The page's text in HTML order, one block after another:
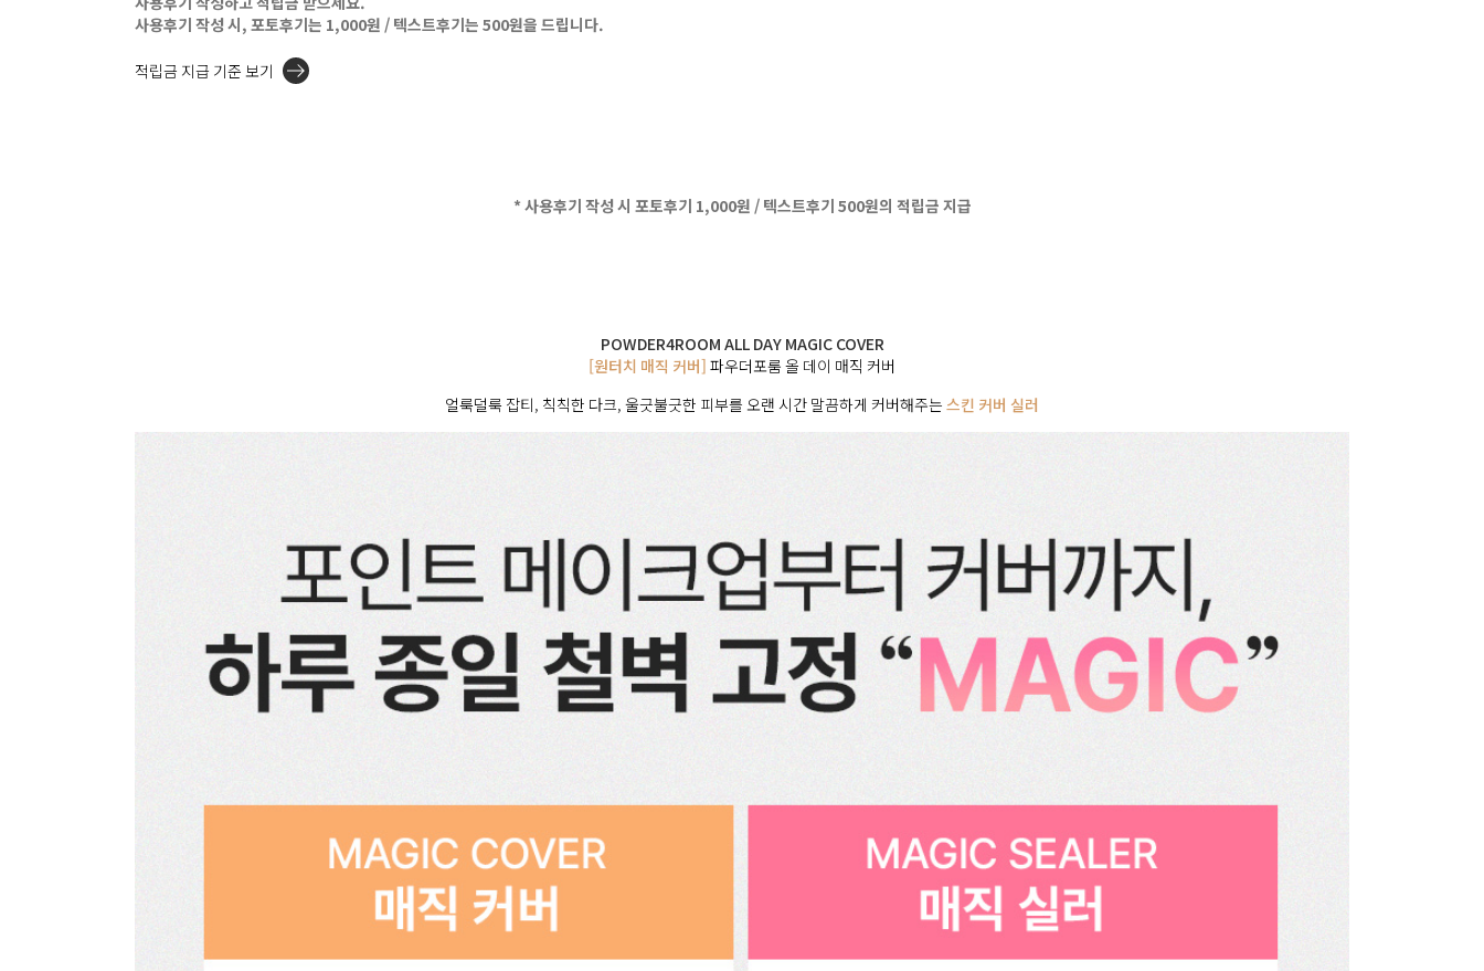
사용후기 작성 시, 포토후기는 1,000원 / 텍스트후기는 500원을 드립니다.
적립금 지급 기준 보기
* 사용후기 작성 시 포토후기 1,000원 / 텍스트후기 500원의 적립금 지급
POWDER4ROOM ALL DAY MAGIC COVER
[원터치 매직 커버] 파우더포룸 올 데이 매직 커버
얼룩덜룩 잡티, 칙칙한 다크, 울긋불긋한 피부를 오랜 시간 말끔하게 커버해주는 스킨 커버 실러